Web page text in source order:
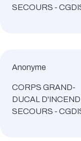
SECOURS -
Anonyme
CORPS GRAND-
DUCAL
SECOURS -